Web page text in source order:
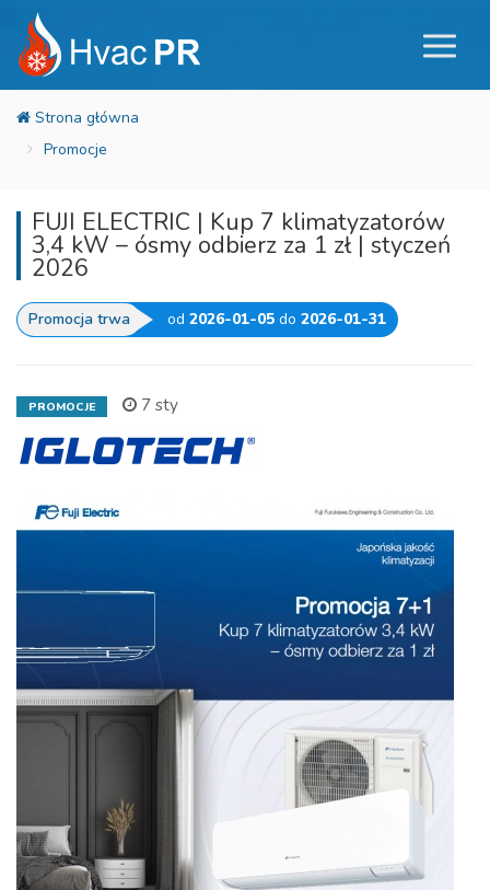
Promocje
FUJI ELECTRIC | Kup 7 klimatyzatorów
3,4 kW – ósmy odbierz za 1 zł | styczeń
2026
Promocja trwa od 2026-01-05 do 2026-01-31
PROMOCJE 7 sty